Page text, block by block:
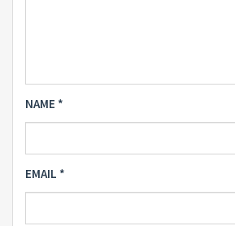
NAME *
EMAIL *